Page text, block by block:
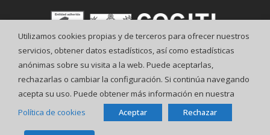
© COGITI
Utilizamos cookies propias y de terceros para ofrecer nuestros
servicios, obtener datos estadísticos, así como estadísticas
anónimas sobre su visita a la web. Puede aceptarlas,
rechazarlas o cambiar la configuración. Si continúa navegando
acepta su uso. Puede obtener más información en nuestra
Política de cookies
Aceptar Rechazar